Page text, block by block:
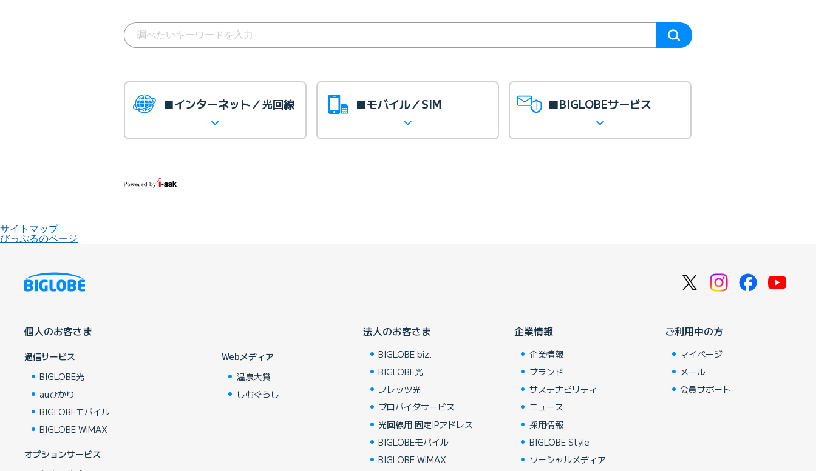
■インターネット／光回線 ■モバイル／SIM ■BIGLOBEサービス
サイトマップ
びっぷるのページ
個人のお客さま
通信サービス
BIGLOBE光
auひかり
BIGLOBEモバイル
BIGLOBE WiMAX
オプションサービス
Webメディア
温泉大賞
しむぐらし
法人のお客さま
BIGLOBE biz.
BIGLOBE光
フレッツ光
プロバイダサービス
光回線用 固定IPアドレス
BIGLOBEモバイル
BIGLOBE WiMAX
企業情報
企業情報
ブランド
サステナビリティ
ニュース
採用情報
BIGLOBE Style
ソーシャルメディア
ご利用中の方
マイページ
メール
会員サポート